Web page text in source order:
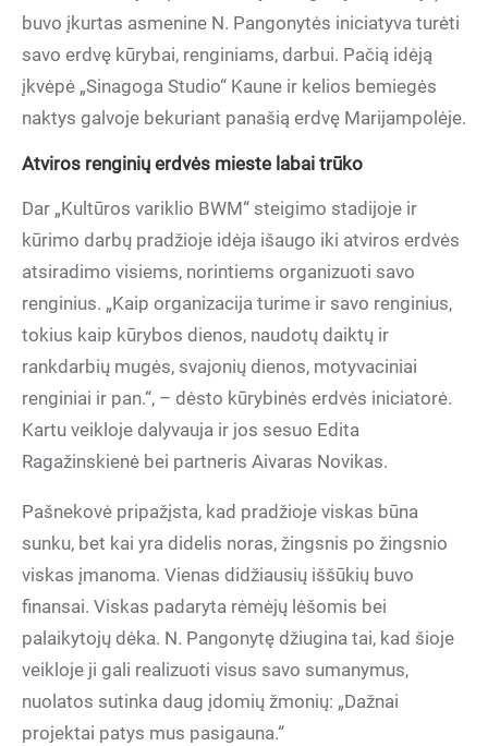
buvo įkurtas asmenine N. Pangonytės iniciatyva turėti
savo erdvę kūrybai, renginiams, darbui. Pačią idėją
įkvėpė „Sinagoga Studio“ Kaune ir kelios bemiegės
naktys galvoje bekuriant panašią erdvę Marijampolėje.
Atviros renginių erdvės mieste labai trūko
Dar „Kultūros variklio BWM“ steigimo stadijoje ir
kūrimo darbų pradžioje idėja išaugo iki atviros erdvės
atsiradimo visiems, norintiems organizuoti savo
renginius. „Kaip organizacija turime ir savo renginius,
tokius kaip kūrybos dienos, naudotų daiktų ir
rankdarbių mugės, svajonių dienos, motyvaciniai
renginiai ir pan.“, – dėsto kūrybinės erdvės iniciatorė.
Kartu veikloje dalyvauja ir jos sesuo Edita
Ragažinskienė bei partneris Aivaras Novikas.
Pašnekovė pripažįsta, kad pradžioje viskas būna
sunku, bet kai yra didelis noras, žingsnis po žingsnio
viskas įmanoma. Vienas didžiausių iššūkių buvo
finansai. Viskas padaryta rėmėjų lėšomis bei
palaikytojų dėka. N. Pangonytę džiugina tai, kad šioje
veikloje ji gali realizuoti visus savo sumanymus,
nuolatos sutinka daug įdomių žmonių: „Dažnai
projektai patys mus pasigauna.“